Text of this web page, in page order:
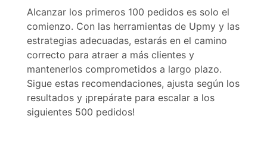
Alcanzar los primeros 100 pedidos es solo el
comienzo. Con las herramientas de Upmy y las
estrategias adecuadas, estarás en el camino
correcto para atraer a más clientes y
mantenerlos comprometidos a largo plazo.
Sigue estas recomendaciones, ajusta según los
resultados y ¡prepárate para escalar a los
siguientes 500 pedidos!